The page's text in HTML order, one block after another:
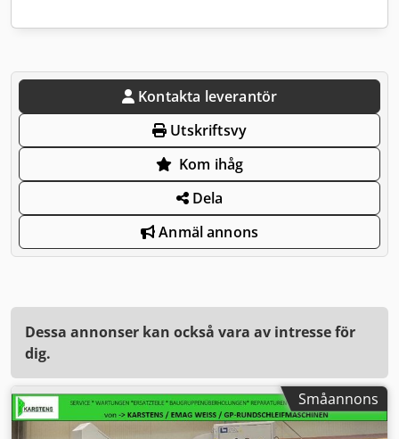
Kontakta leverantör
Utskriftsvy
Kom ihåg
Dela
Anmäl annons
Dessa annonser kan också vara av intresse för
dig.
Småannons